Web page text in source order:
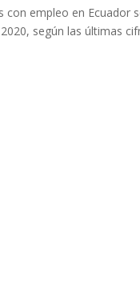
con empleo en
según las últimas